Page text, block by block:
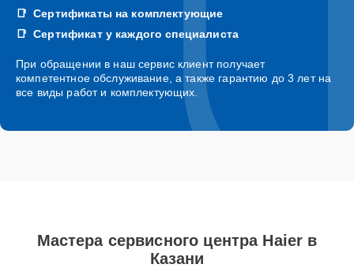
Сертификаты на комплектующие
Сертификат у каждого специалиста
При обращении в наш сервис клиент получает
компетентное обслуживание, а также гарантию до 3 лет на
все виды работ и комплектующих.
Мастера сервисного центра Haier в
Казани